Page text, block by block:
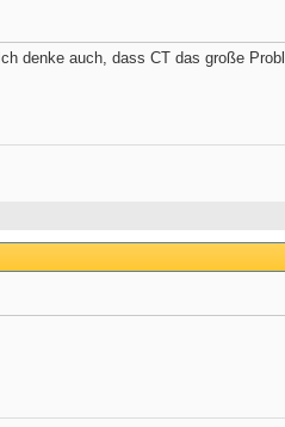
denke auch, dass CT das große